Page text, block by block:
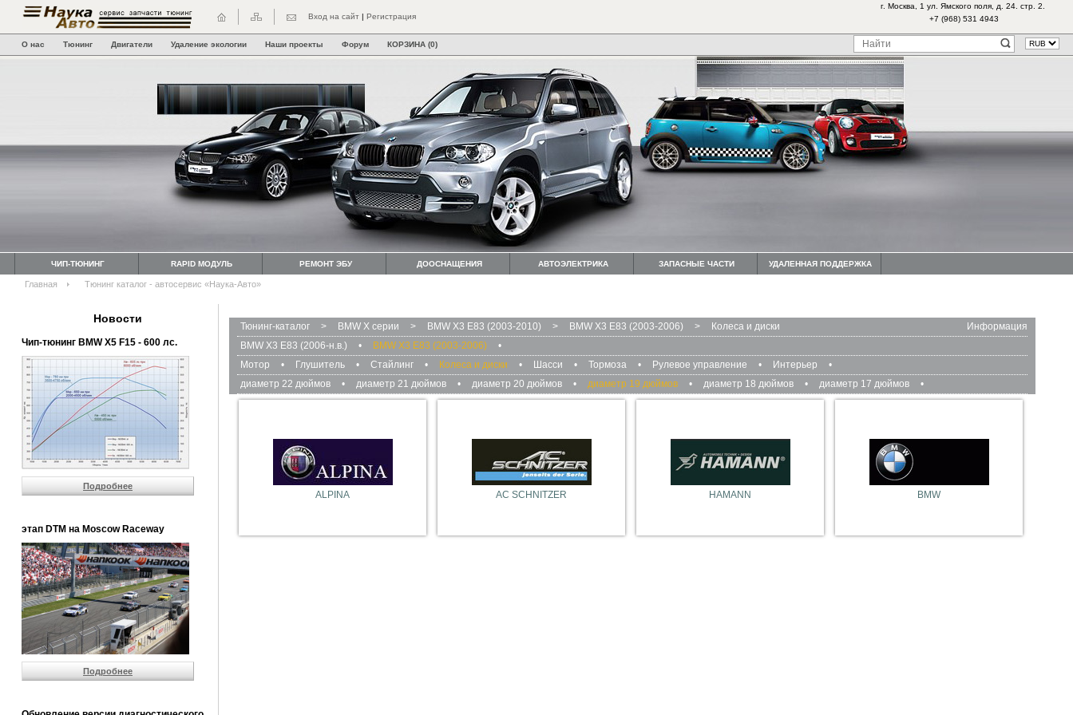
Вход на сайт | Регистрация
г. Москва, 1 ул. Ямского поля, д. 24. стр. 2.
+7 (968) 531 4943
О нас Тюнинг Двигатели Удаление экологии Наши проекты Форум КОРЗИНА (0)
ЧИП-ТЮНИНГ RAPID МОДУЛЬ РЕМОНТ ЭБУ ДООСНАЩЕНИЯ АВТОЭЛЕКТРИКА ЗАПАСНЫЕ ЧАСТИ УДАЛЕННАЯ ПОДДЕРЖКА
Главная Тюнинг каталог - автосервис «Наука-Авто»
Новости
Чип-тюнинг BMW Х5 F15 - 600 лс.
Подробнее
этап DTM на Moscow Raceway
Подробнее
Информация
Тюнинг-каталог > BMW X серии > BMW X3 E83 (2003-2010) > BMW X3 E83 (2003-2006) >
Колеса и диски
BMW X3 E83 (2006-н.в.)
• BMW X3 E83 (2003-2006)
•
Мотор
• Глушитель • Стайлинг • Колеса и диски • Шасси • Тормоза • Рулевое управление • Интерьер
•
диаметр 22 дюймов
• диаметр 21 дюймов • диаметр 20 дюймов • диаметр 19 дюймов • диаметр 18 дюймов • диаметр 17 дюймов •
ALPINA AC SCHNITZER HAMANN BMW